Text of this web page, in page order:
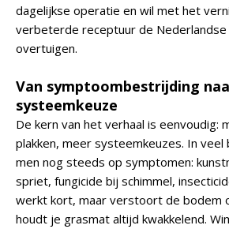
dagelijkse operatie en wil met het
verbeterde receptuur de
overtuigen.
Van symptoombestrijding
systeemkeuze
De kern van het verhaal is eenvoudig:
plakken, meer systeemkeuzes. In
men nog steeds op symptomen:
spriet, fungicide bij schimmel,
werkt kort, maar verstoort de bodem
houdt je grasmat altijd kwakkelend.